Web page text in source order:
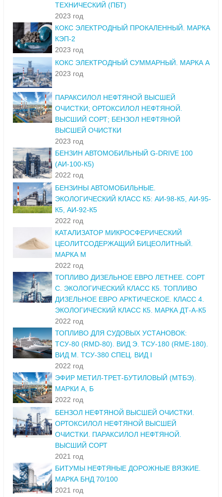
ТЕХНИЧЕСКИЙ (ПБТ)
2023 год
КОКС ЭЛЕКТРОДНЫЙ ПРОКАЛЕННЫЙ. МАРКА
КЭП-2
2023 год
КОКС ЭЛЕКТРОДНЫЙ СУММАРНЫЙ. МАРКА А
2023 год
ПАРАКСИЛОЛ НЕФТЯНОЙ ВЫСШЕЙ
ОЧИСТКИ; ОРТОКСИЛОЛ НЕФТЯНОЙ.
ВЫСШИЙ СОРТ; БЕНЗОЛ НЕФТЯНОЙ
ВЫСШЕЙ ОЧИСТКИ
2023 год
БЕНЗИН АВТОМОБИЛЬНЫЙ G-DRIVE 100
(АИ-100-К5)
2022 год
БЕНЗИНЫ АВТОМОБИЛЬНЫЕ.
ЭКОЛОГИЧЕСКИЙ КЛАСС К5: АИ-98-К5, АИ-95-
К5, АИ-92-К5
2022 год
КАТАЛИЗАТОР МИКРОСФЕРИЧЕСКИЙ
ЦЕОЛИТСОДЕРЖАЩИЙ БИЦЕОЛИТНЫЙ.
МАРКА М
2022 год
ТОПЛИВО ДИЗЕЛЬНОЕ ЕВРО ЛЕТНЕЕ. СОРТ
С. ЭКОЛОГИЧЕСКИЙ КЛАСС К5. ТОПЛИВО
ДИЗЕЛЬНОЕ ЕВРО АРКТИЧЕСКОЕ. КЛАСС 4.
ЭКОЛОГИЧЕСКИЙ КЛАСС К5. МАРКА ДТ-А-К5
2022 год
ТОПЛИВО ДЛЯ СУДОВЫХ УСТАНОВОК:
ТСУ-80 (RMD-80). ВИД Э. ТСУ-180 (RME-180).
ВИД М. ТСУ-380 СПЕЦ. ВИД I
2022 год
ЭФИР МЕТИЛ-ТРЕТ-БУТИЛОВЫЙ (МТБЭ).
МАРКИ А, Б
2022 год
БЕНЗОЛ НЕФТЯНОЙ ВЫСШЕЙ ОЧИСТКИ.
ОРТОКСИЛОЛ НЕФТЯНОЙ ВЫСШЕЙ
ОЧИСТКИ. ПАРАКСИЛОЛ НЕФТЯНОЙ.
ВЫСШИЙ СОРТ
2021 год
БИТУМЫ НЕФТЯНЫЕ ДОРОЖНЫЕ ВЯЗКИЕ.
МАРКА БНД 70/100
2021 год